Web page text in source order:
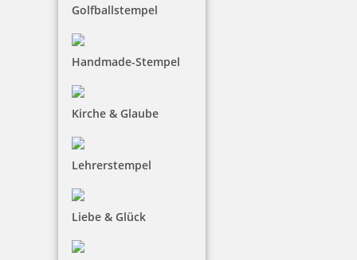
Golfballstempel
Handmade-Stempel
Kirche & Glaube
Lehrerstempel
Liebe & Glück